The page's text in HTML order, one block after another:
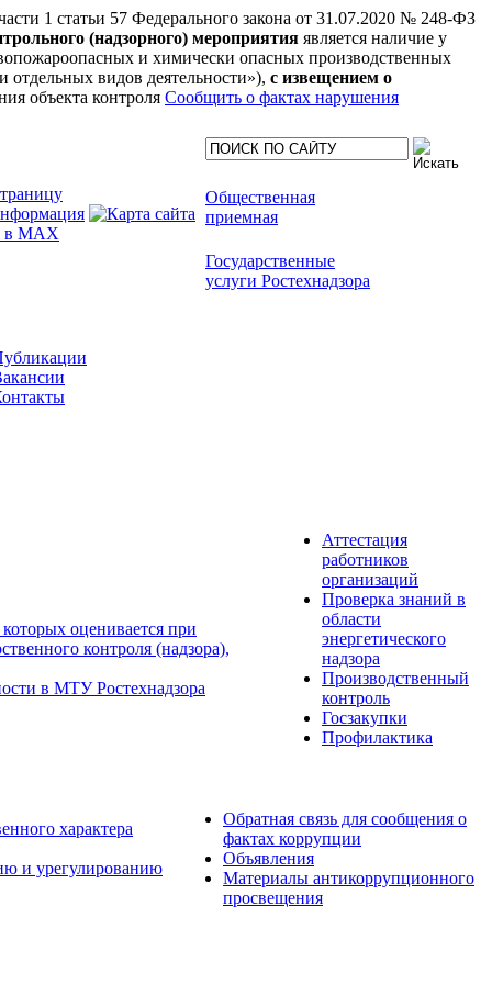
1 статьи 57 Федерального закона от 31.07.2020 № 248-ФЗ
(надзорного) мероприятия является наличие у
и химически опасных производственных
видов деятельности»), с извещением о
объекта контроля Сообщить о фактах нарушения
Общественная
приемная
Государственные
услуги Ростехнадзора
оценивается при
контроля (надзора),
в МТУ Ростехнадзора
Аттестация
работников
организаций
Проверка знаний в
области
энергетического
надзора
Производственный
контроль
Госзакупки
Профилактика
характера
и урегулированию
Обратная связь для сообщения о
фактах коррупции
Объявления
Материалы антикоррупционного
просвещения